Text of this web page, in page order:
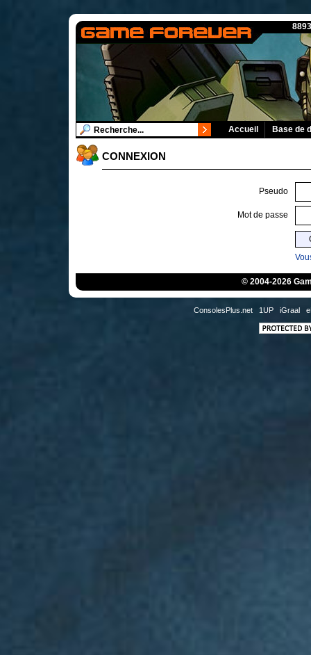
Accueil Base de
CONNEXION
Pseudo
Mot de passe
© 2004-2026
ConsolesPlus.net 1UP iGraal